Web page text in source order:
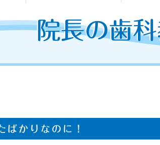
院長の歯
ばかりなのに！